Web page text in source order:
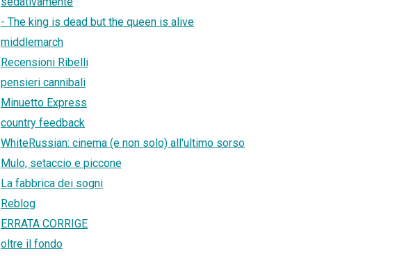
- The king is dead but the queen is alive
middlemarch
Recensioni Ribelli
pensieri cannibali
Minuetto Express
country feedback
WhiteRussian: cinema (e non solo) all'ultimo sorso
Mulo, setaccio e piccone
La fabbrica dei sogni
Reblog
ERRATA CORRIGE
oltre il fondo